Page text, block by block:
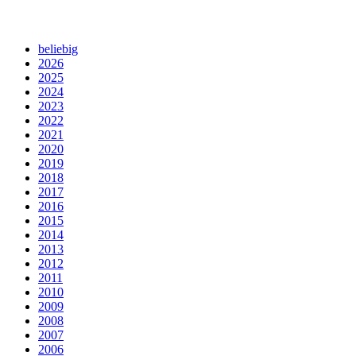
beliebig
2026
2025
2024
2023
2022
2021
2020
2019
2018
2017
2016
2015
2014
2013
2012
2011
2010
2009
2008
2007
2006